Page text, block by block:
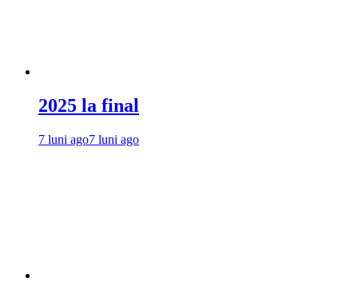
2025 la final
7 luni ago7 luni ago